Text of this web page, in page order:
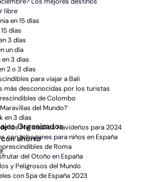
Organizados
ahorro
libre
en 15 días
días
3 días
un día
en 3 días
2 o 3 días
para viajar a Bali
más desconocidas por los turistas
de Colombo
del Mundo?
en 3 días
los Mercadillos Navideños para 2024
con toboganes para niños en España
de Roma
del Otoño en España
y Peligrosos del Mundo
con Spa de España 2023